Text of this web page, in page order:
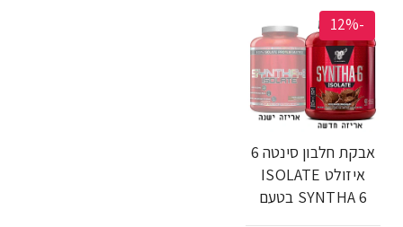
-12%
אבקת חלבון סינטה 6
איזולט ISOLATE
SYNTHA 6 בטעם